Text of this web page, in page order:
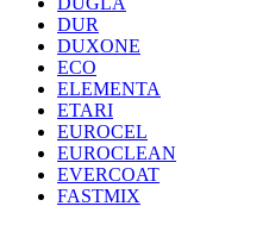
DUR
DUXONE
ECO
ELEMENTA
ETARI
EUROCEL
EUROCLEAN
EVERCOAT
FASTMIX